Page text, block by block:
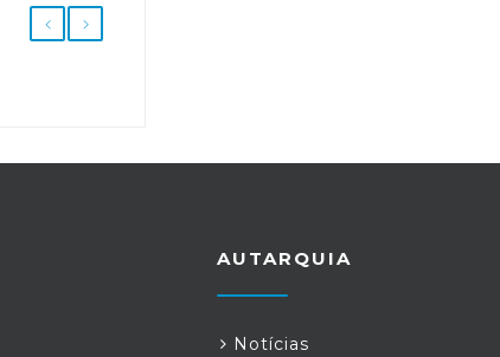
AUTARQUIA
Notícias